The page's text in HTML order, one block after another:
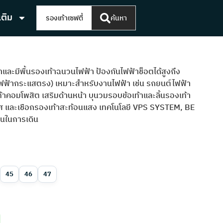
ม ค้นหา
ะมีพื้นรองเท้าฉนวนไฟฟ้า ป้องกันไฟฟ้าช็อตได้สูงถึง
ากระแสตรง) เหมาะสำหรับงานไฟฟ้า เช่น รถยนต์ไฟฟ้า
อมโพสิต เสริมด้านหน้า บุนวมรอบข้อเท้าและลิ้นรองเท้า
เชือกรองเท้าสะท้อนแสง เทคโนโลยี VPS SYSTEM, BE
ในการเดิน
45 46 47